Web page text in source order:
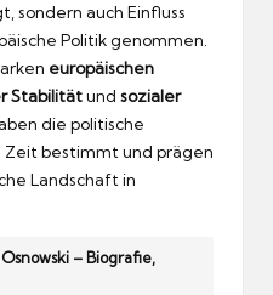
sondern auch Einfluss
Politik genommen.
europäischen
Stabilitätund sozialer
die politische
Zeit bestimmt und prägen
Landschaft in
– Biografie,